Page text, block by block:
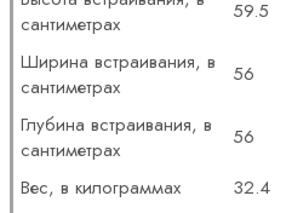
сантиметрах
59.5
Ширина встраивания, в
сантиметрах
56
Глубина встраивания, в
сантиметрах
56
Вес, в килограммах
32.4